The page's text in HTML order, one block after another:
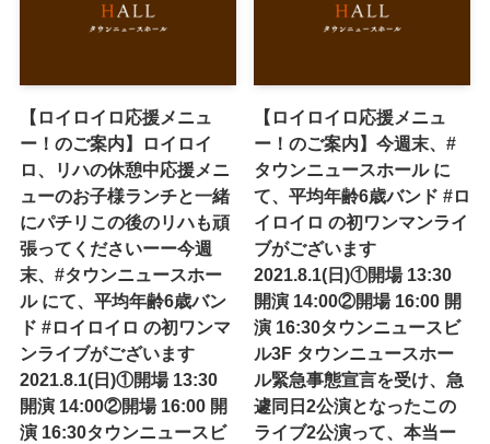
【ロイロイロ応援メニュ
ー！のご案内】ロイロイ
ロ、リハの休憩中応援メニ
ューのお子様ランチと一緒
にパチリこの後のリハも頑
張ってくださいーー今週
末、#タウンニュースホー
ル にて、平均年齢6歳バン
ド #ロイロイロ の初ワンマ
ンライブがございます
2021.8.1(日)①開場 13:30
開演 14:00②開場 16:00 開
演 16:30タウンニュースビ
【ロイロイロ応援メニュ
ー！のご案内】今週末、#
タウンニュースホール に
て、平均年齢6歳バンド #ロ
イロイロ の初ワンマンライ
ブがございます
2021.8.1(日)①開場 13:30
開演 14:00②開場 16:00 開
演 16:30タウンニュースビ
ル3F タウンニュースホー
ル緊急事態宣言を受け、急
遽同日2公演となったこの
ライブ2公演って、本当ー